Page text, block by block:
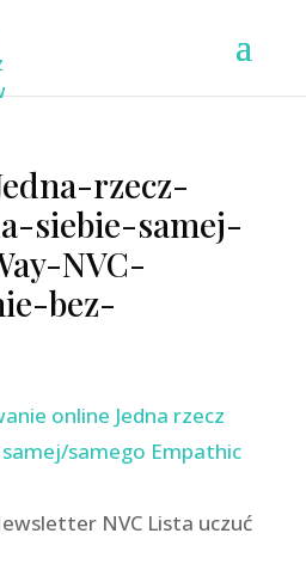
rzecz-
siebie-samej-
NVC-
bez-